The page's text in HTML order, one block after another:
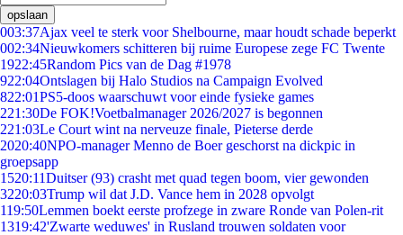
opslaan
003:37Ajax veel te sterk voor Shelbourne, maar houdt schade beperkt
002:34Nieuwkomers schitteren bij ruime Europese zege FC Twente
1922:45Random Pics van de Dag #1978
922:04Ontslagen bij Halo Studios na Campaign Evolved
822:01PS5-doos waarschuwt voor einde fysieke games
221:30De FOK!Voetbalmanager 2026/2027 is begonnen
221:03Le Court wint na nerveuze finale, Pieterse derde
2020:40NPO-manager Menno de Boer geschorst na dickpic in
groepsapp
1520:11Duitser (93) crasht met quad tegen boom, vier gewonden
3220:03Trump wil dat J.D. Vance hem in 2028 opvolgt
119:50Lemmen boekt eerste profzege in zware Ronde van Polen-rit
1319:42'Zwarte weduwes' in Rusland trouwen soldaten voor